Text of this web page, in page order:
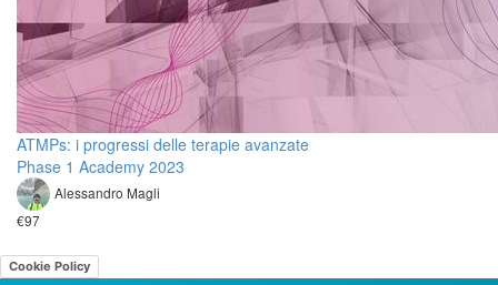
ATMPs: i progressi delle terapie avanzate
Phase 1 Academy 2023
Alessandro Magli
€97
Cookie Policy